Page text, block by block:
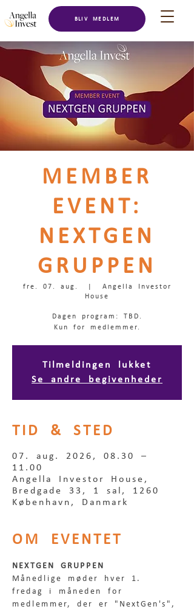
BLIV MEDLEM
MEMBER
EVENT:
NEXTGEN
GRUPPEN
fre. 07. aug.
Angella Investor
House
Dagen program: TBD.
Kun for medlemmer.
Tilmeldingen lukket
Se andre begivenheder
TID & STED
07. aug. 2026, 08.30 –
11.00
Angella Investor House,
Bredgade 33, 1 sal, 1260
København, Danmark
OM EVENTET
NEXTGEN GRUPPEN
Månedlige møder hver 1.
fredag i måneden for
medlemmer, der er "NextGen's",